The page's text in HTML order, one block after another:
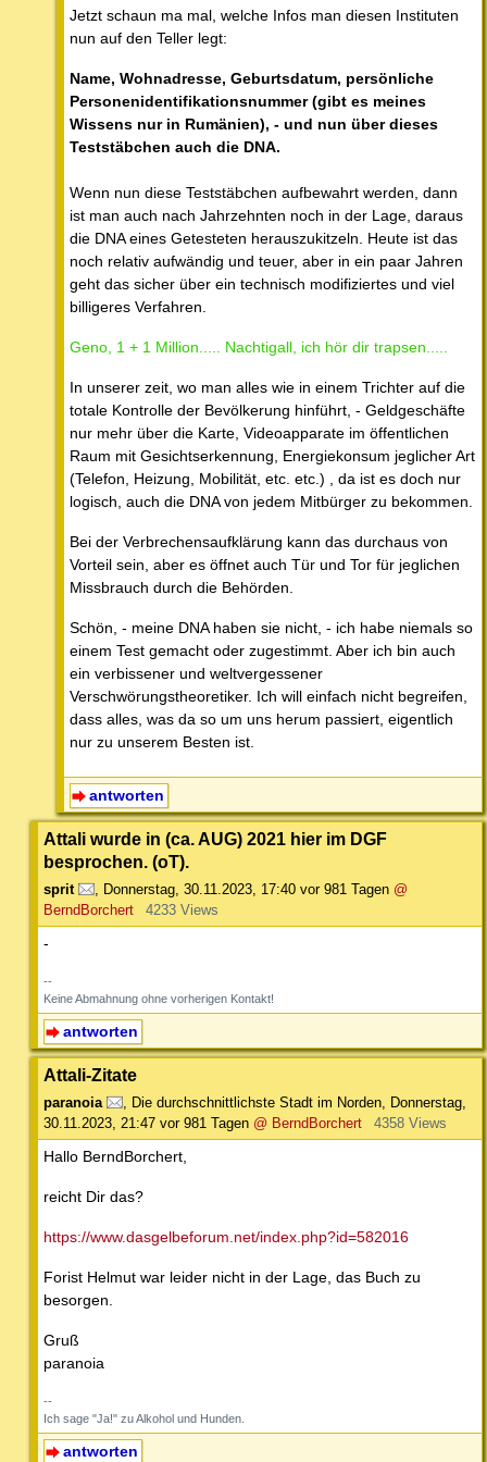
Jetzt schaun ma mal, welche Infos man diesen Instituten
nun auf den Teller legt:
Name, Wohnadresse, Geburtsdatum, persönliche
Personenidentifikationsnummer (gibt es meines
Wissens nur in Rumänien), - und nun über dieses
Teststäbchen auch die DNA.
Wenn nun diese Teststäbchen aufbewahrt werden, dann
ist man auch nach Jahrzehnten noch in der Lage, daraus
die DNA eines Getesteten herauszukitzeln. Heute ist das
noch relativ aufwändig und teuer, aber in ein paar Jahren
geht das sicher über ein technisch modifiziertes und viel
billigeres Verfahren.
Geno, 1 + 1 Million..... Nachtigall, ich hör dir trapsen.....
In unserer zeit, wo man alles wie in einem Trichter auf die
totale Kontrolle der Bevölkerung hinführt, - Geldgeschäfte
nur mehr über die Karte, Videoapparate im öffentlichen
Raum mit Gesichtserkennung, Energiekonsum jeglicher Art
(Telefon, Heizung, Mobilität, etc. etc.) , da ist es doch nur
logisch, auch die DNA von jedem Mitbürger zu bekommen.
Bei der Verbrechensaufklärung kann das durchaus von
Vorteil sein, aber es öffnet auch Tür und Tor für jeglichen
Missbrauch durch die Behörden.
Schön, - meine DNA haben sie nicht, - ich habe niemals so
einem Test gemacht oder zugestimmt. Aber ich bin auch
ein verbissener und weltvergessener
Verschwörungstheoretiker. Ich will einfach nicht begreifen,
dass alles, was da so um uns herum passiert, eigentlich
nur zu unserem Besten ist.
antworten
Attali wurde in (ca. AUG) 2021 hier im DGF
besprochen. (oT).
sprit , Donnerstag, 30.11.2023, 17:40 vor 981 Tagen @
BerndBorchert
4233 Views
-
--
Keine Abmahnung ohne vorherigen Kontakt!
antworten
Attali-Zitate
paranoia , Die durchschnittlichste Stadt im Norden, Donnerstag,
30.11.2023, 21:47 vor 981 Tagen @ BerndBorchert 4358 Views
Hallo BerndBorchert,
reicht Dir das?
https://www.dasgelbeforum.net/index.php?id=582016
Forist Helmut war leider nicht in der Lage, das Buch zu
besorgen.
Gruß
paranoia
--
Ich sage "Ja!" zu Alkohol und Hunden.
antworten